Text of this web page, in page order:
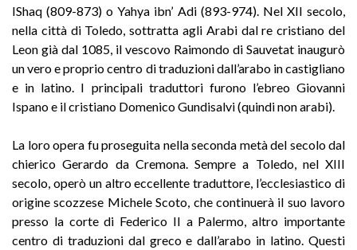
IShaq (809-873) o Yahya ibn’ Adi (893-974). Nel XII secolo,
nella città di Toledo, sottratta agli Arabi dal re cristiano del
Leon già dal 1085, il vescovo Raimondo di Sauvetat inaugurò
un vero e proprio centro di traduzioni dall’arabo in castigliano
e in latino. I principali traduttori furono l’ebreo Giovanni
Ispano e il cristiano Domenico Gundisalvi (quindi non arabi).
La loro opera fu proseguita nella seconda metà del secolo dal
chierico Gerardo da Cremona. Sempre a Toledo, nel XIII
secolo, operò un altro eccellente traduttore, l’ecclesiastico di
origine scozzese Michele Scoto, che continuerà il suo lavoro
presso la corte di Federico II a Palermo, altro importante
centro di traduzioni dal greco e dall’arabo in latino. Questi